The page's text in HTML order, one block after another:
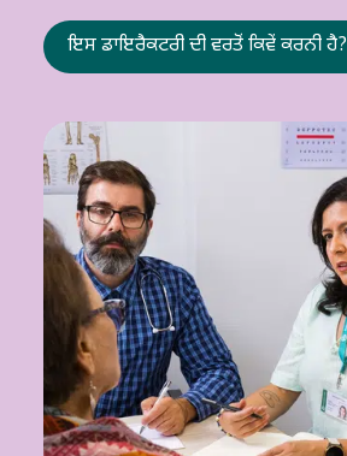
ਇਸ ਡਾਇਰੈਕਟਰੀ ਦੀ ਵਰਤੋਂ ਕਿਵੇਂ ਕਰਨੀ ਹੈ?